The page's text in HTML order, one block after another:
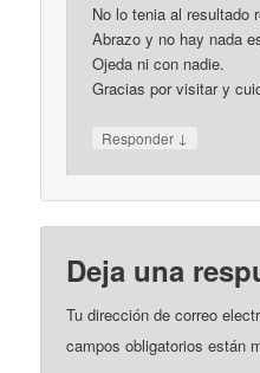
No lo tenia al resultado
Abrazo y no hay nada
Ojeda ni con nadie.
Gracias por visitar y
Responder ↓
Deja una
Tu dirección de correo
campos obligatorios están